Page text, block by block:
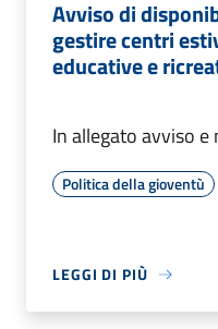
Avviso di
gestire centri
educative e
In allegato avviso
Politica della gioventù
LEGGI DI PIÙ